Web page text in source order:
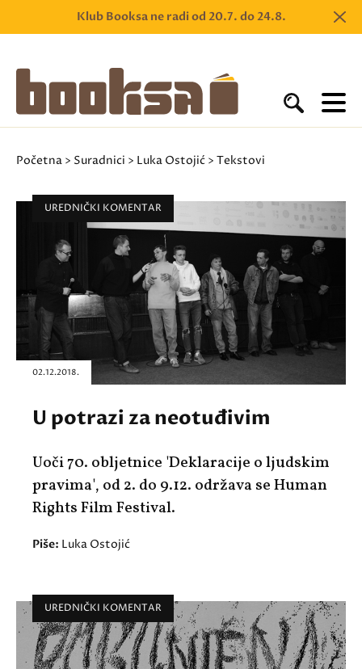
Klub Booksa ne radi od 20.7. do 24.8.
Početna > Suradnici > Luka Ostojić > Tekstovi
UREDNIČKI KOMENTAR
02.12.2018.
U potrazi za neotuđivim
Uoči 70. obljetnice 'Deklaracije o ljudskim
pravima', od 2. do 9.12. održava se Human
Rights Film Festival.
Piše: Luka Ostojić
UREDNIČKI KOMENTAR